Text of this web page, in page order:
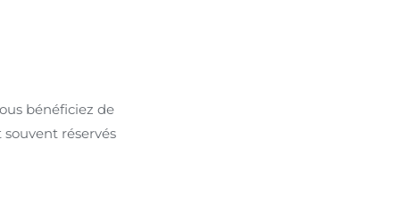
bénéficiez de
réservés